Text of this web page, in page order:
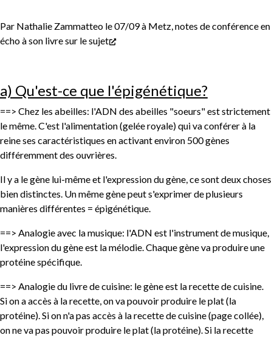
Par Nathalie Zammatteo le 07/09 à Metz, notes de conférence en
écho àson livre sur le sujet
a) Qu'est-ce que l'épigénétique?
==> Chez les abeilles: l'ADN des abeilles "soeurs" est strictement
le même. C'est l'alimentation (gelée royale) qui va conférer à la
reine ses caractéristiques en activant environ 500 gènes
différemment des ouvrières.
Il y a le gène lui-même et l'expression du gène, ce sont deux choses
bien distinctes. Un même gène peut s'exprimer de plusieurs
manières différentes = épigénétique.
==> Analogie avec la musique: l'ADN est l'instrument de musique,
l'expression du gène est la mélodie. Chaque gène va produire une
protéine spécifique.
==> Analogie du livre de cuisine: le gène est la recette de cuisine.
Si on a accès à la recette, on va pouvoir produire le plat (la
protéine). Si on n'a pas accès à la recette de cuisine (page collée),
on ne va pas pouvoir produire le plat (la protéine). Si la recette